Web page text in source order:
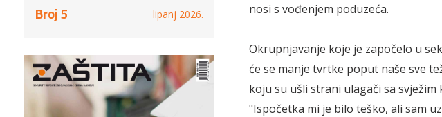
Broj 5 lipanj 2026.
nosi s vođenjem poduzeća.
Okrupnjavanje koje je započelo u
će se manje tvrtke poput naše sve
koju su ušli strani ulagači sa svježim
"Ispočetka mi je bilo teško, ali sam